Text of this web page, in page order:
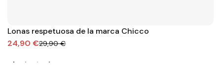
Lonas respetuosa de la marca Chicco
24,90 €29,90 €